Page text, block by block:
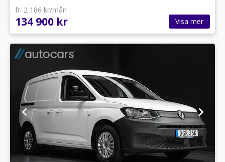
fr. 2 186 kr/mån
134 900 kr Visa mer